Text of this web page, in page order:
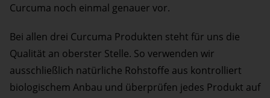
Curcuma noch einmal genauer vor.
Bei allen drei Curcuma Produkten steht für uns die
Qualität an oberster Stelle. So verwenden wir
ausschließlich natürliche Rohstoffe aus kontrolliert
biologischem Anbau und überprüfen jedes Produkt auf